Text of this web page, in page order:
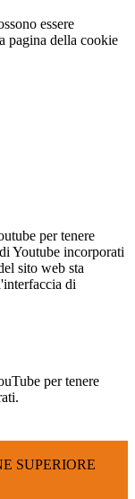
essere
pagina della cookie
per tenere
Youtube incorporati
sito web sta
di
per tenere
SUPERIORE